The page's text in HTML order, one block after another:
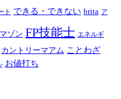
ト できる・できない brita ア
ゾン FP技能士 エネルギ
カントリーマアム ことわざ
お値打ち